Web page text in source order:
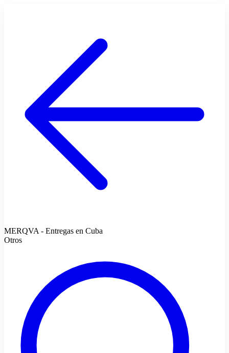
MERQVA - Entregas en Cuba
Otros